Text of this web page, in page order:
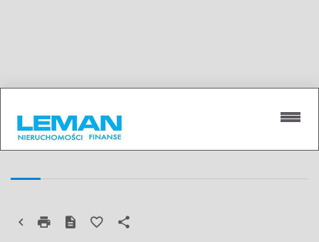
LUBLIN, WĘGLIN, WĘGLIN POŁUDNIE,
JEMIOŁUSZKI
MIESZKANIE NA SPRZEDAŻ